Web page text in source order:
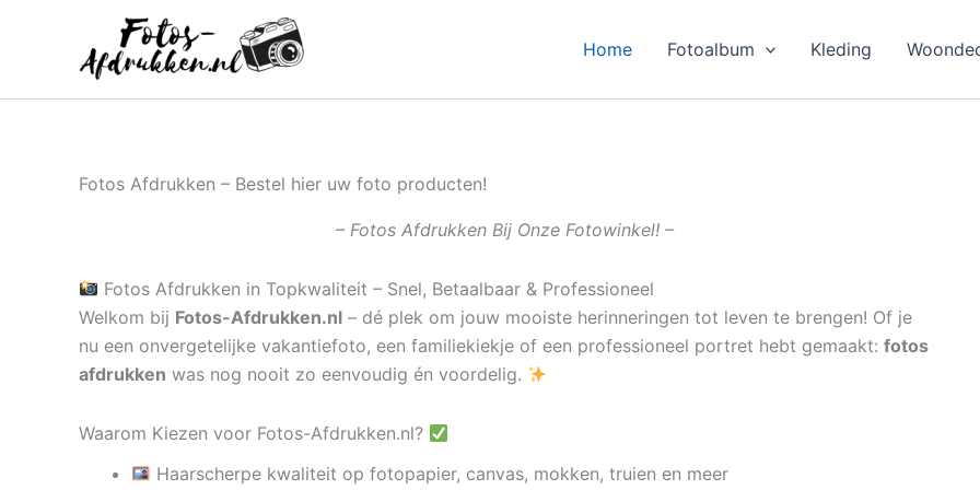
inhoud
Home Fotoalbum Kleding
Fotos Afdrukken – Bestel hier uw foto producten!
– Fotos Afdrukken Bij Onze Fotowinkel! –
Fotos Afdrukken in Topkwaliteit – Snel, Betaalbaar & Professioneel
Welkom bij Fotos-Afdrukken.nl – dé plek om jouw mooiste herinneringen tot leven te brengen! Of je
nu een onvergetelijke vakantiefoto, een familiekiekje of een professioneel portret hebt gemaakt: fotos
afdrukken was nog nooit zo eenvoudig én voordelig.
Waarom Kiezen voor Fotos-Afdrukken.nl?
Haarscherpe kwaliteit op fotopapier, canvas, mokken, truien en meer